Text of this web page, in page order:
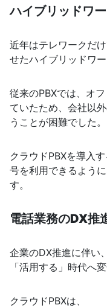
ハイブリッドワ
近年はテレワークだ
せたハイブリッドワ
従来のPBXでは、オ
ていたため、会社以
うことが困難でした。
クラウドPBXを導入
号を利用できるよう
す。
電話業務のDX推
企業のDX推進に伴い
「活用する」時代へ
クラウドPBXは、